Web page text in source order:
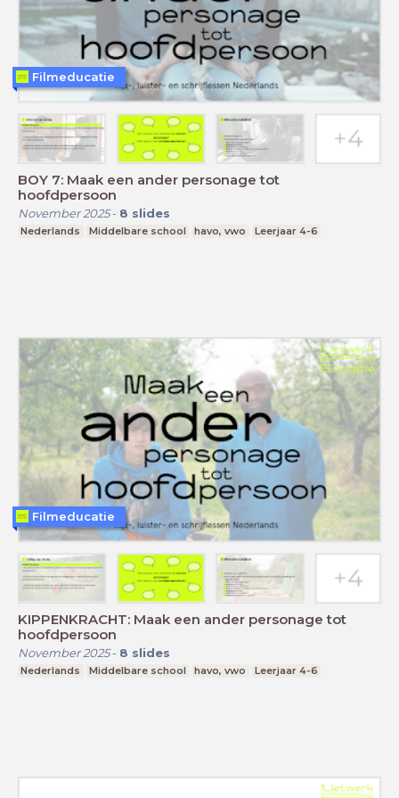
BOY 7: Maak een ander personage tot
hoofdpersoon
November 2025- 8 slides
Nederlands Middelbare school havo, vwo Leerjaar 4-6
Filmeducatie
KIPPENKRACHT: Maak een ander personage tot
hoofdpersoon
November 2025- 8 slides
Nederlands Middelbare school havo, vwo Leerjaar 4-6
Filmeducatie